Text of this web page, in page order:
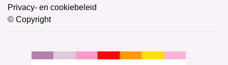
Privacy- en cookiebeleid
© Copyright